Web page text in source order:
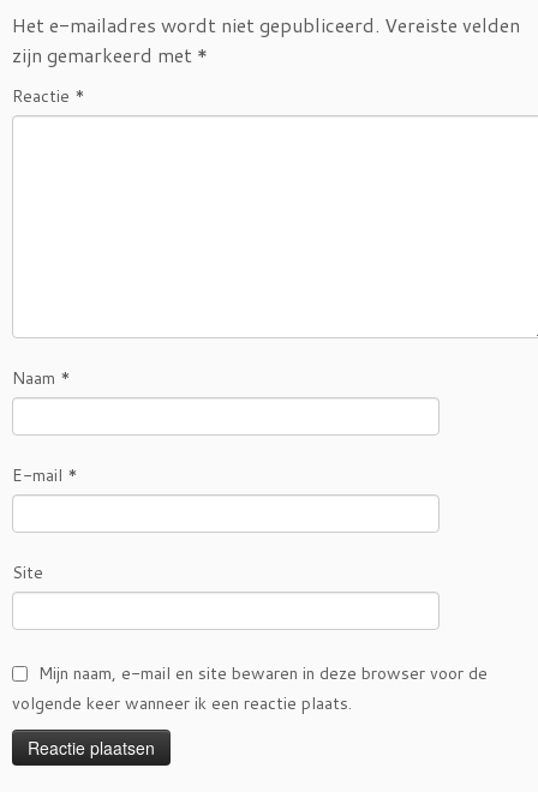
o e
r
Het e-mailadres wordt niet gepubliceerd. Vereiste velden
zijn gemarkeerd met *
Reactie *
Naam *
E-mail *
Site
Mijn naam, e-mail en site bewaren in deze browser voor de
volgende keer wanneer ik een reactie plaats.